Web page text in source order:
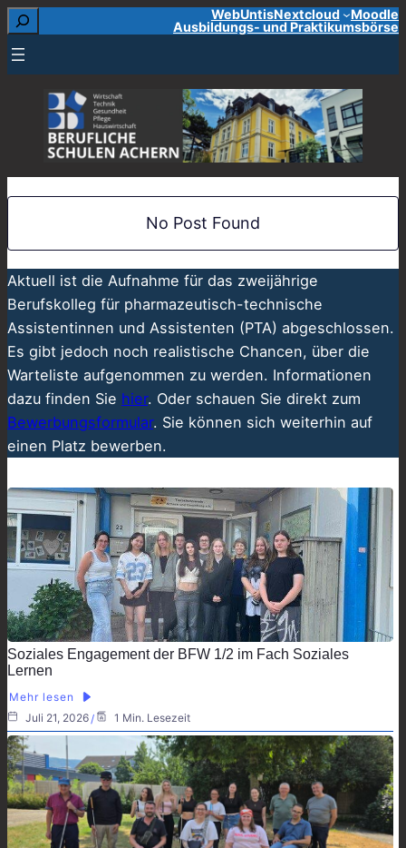
Zum
springen
Suchen WebUntisNextcloud
Moodle
Ausbildungs- und Praktikumsbörse
No Post Found
Aktuell ist die Aufnahme für das zweijährige
Berufskolleg für pharmazeutisch-technische
Assistentinnen und Assistenten (PTA) abgeschlossen.
Es gibt jedoch noch realistische Chancen, über die
Warteliste aufgenommen zu werden. Informationen
dazu finden Sie hier. Oder schauen Sie direkt zum
Bewerbungsformular. Sie können sich weiterhin auf
einen Platz bewerben.
Soziales Engagement der BFW 1/2 im Fach Soziales
Lernen
Mehr lesen
Juli 21, 2026
1 Min. Lesezeit